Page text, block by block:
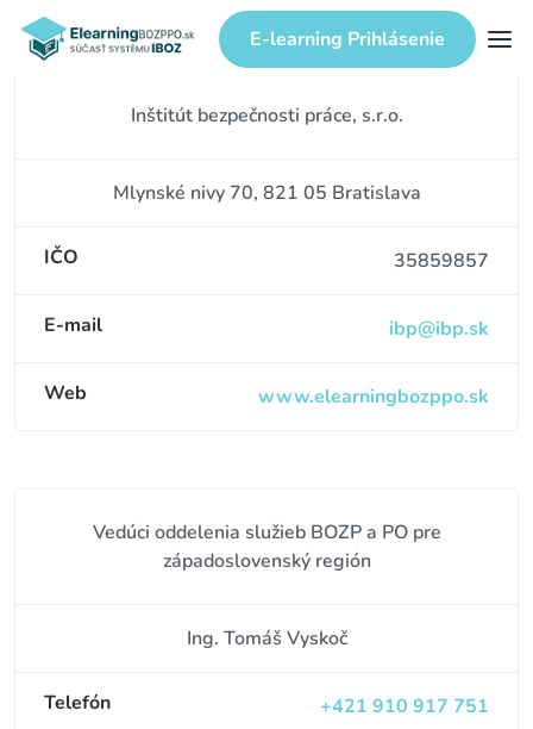
E-learning Prihlásenie
Inštitút bezpečnosti práce, s.r.o.
Mlynské nivy 70, 821 05 Bratislava
IČO 35859857
E-mail ibp@ibp.sk
Web www.elearningbozppo.sk
Vedúci oddelenia služieb BOZP a PO pre
západoslovenský región
Ing. Tomáš Vyskoč
Telefón +421 910 917 751